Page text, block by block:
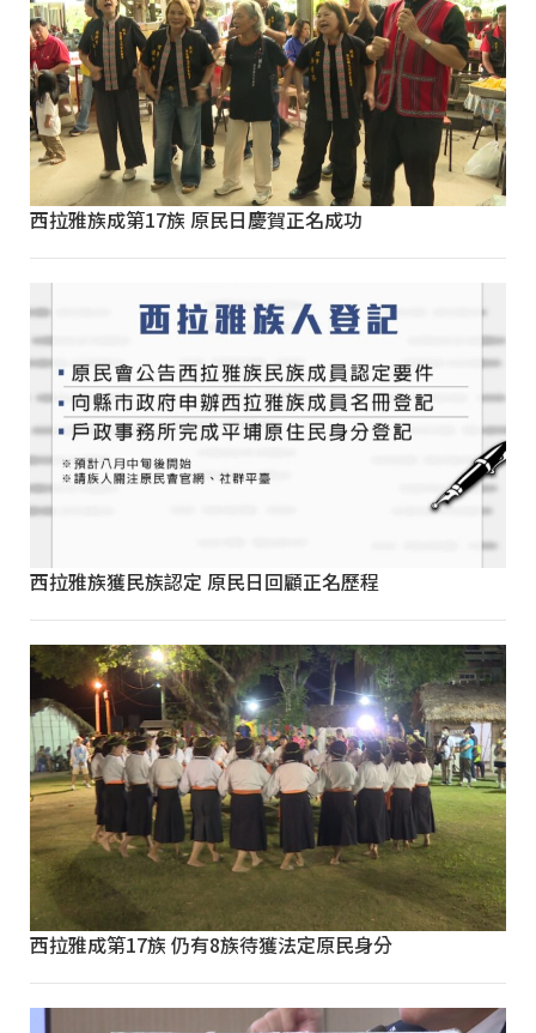
西拉雅族成第17族 原民日慶賀正名成功
西拉雅族獲民族認定 原民日回顧正名歷程
西拉雅成第17族 仍有8族待獲法定原民身分